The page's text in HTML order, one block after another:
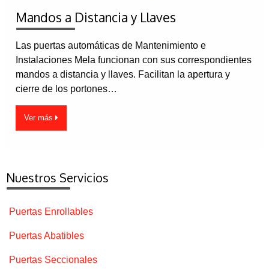
Mandos a Distancia y Llaves
Las puertas automáticas de Mantenimiento e
Instalaciones Mela funcionan con sus correspondientes
mandos a distancia y llaves. Facilitan la apertura y
cierre de los portones…
Ver más
Nuestros Servicios
Puertas Enrollables
Puertas Abatibles
Puertas Seccionales